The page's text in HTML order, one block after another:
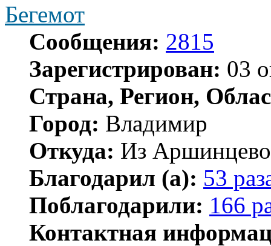
Бегемот
Сообщения: 2815
Зарегистрирован: 03
Страна, Регион,
Город: Владимир
Откуда: Из
Благодарил (а): 53
Поблагодарили: 166
Контактная